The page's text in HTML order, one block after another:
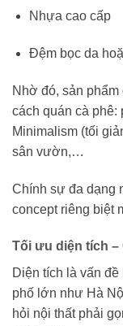
Nhựa cao cấp
Đệm bọc da
Nhờ đó, sản
cách quán cà phê:
Minimalism (tối
sân vườn,…
Chính sự đa dạng
concept riêng biệt
Tối ưu diện tích –
Diện tích là vấn
phố lớn như Hà
hỏi nội thất phải